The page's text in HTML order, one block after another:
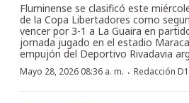
Fluminense se clasificó este
de la Copa Libertadores como
vencer por 3-1 a La Guaira en
jornada jugado en el estadio
empujón del Deportivo Rivadavia
Mayo 28, 2026 08:36 a. m. · Redacción